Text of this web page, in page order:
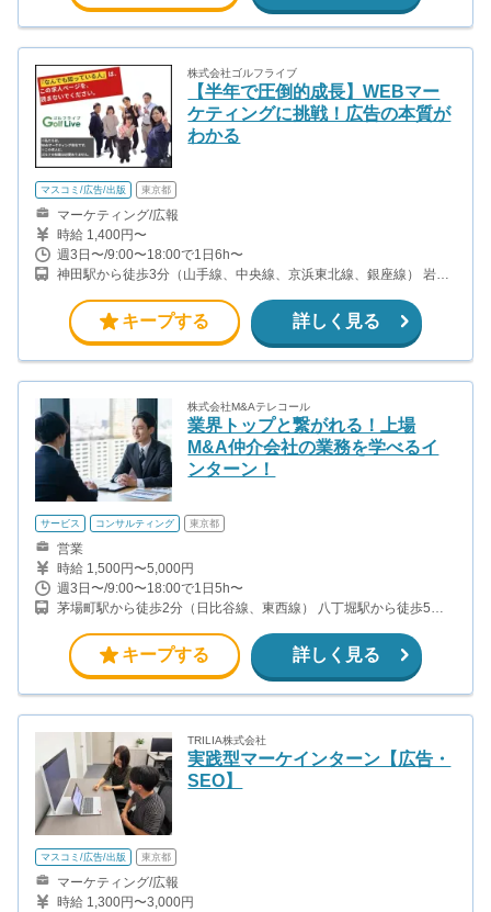
株式会社ゴルフライブ
【半年で圧倒的成長】WEBマー
ケティングに挑戦！広告の本質が
わかる
マスコミ/広告/出版 東京都
マーケティング/広報
時給 1,400円〜
週3日〜/9:00〜18:00で1日6h〜
神田駅から徒歩3分（山手線、中央線、京浜東北線、銀座線） 岩本
線） 新御茶ノ水駅から徒歩12分（千代田線）
キープする 詳しく見る
株式会社M&Aテレコール
業界トップと繋がれる！上場
M&A仲介会社の業務を学べるイ
ンターン！
サービス コンサルティング 東京都
営業
時給 1,500円〜5,000円
週3日〜/9:00〜18:00で1日5h〜
茅場町駅から徒歩2分（日比谷線、東西線） 八丁堀駅から徒歩5分
浅草線）
キープする 詳しく見る
TRILIA株式会社
実践型マーケインターン【広告・
SEO】
マスコミ/広告/出版 東京都
マーケティング/広報
時給 1,300円〜3,000円